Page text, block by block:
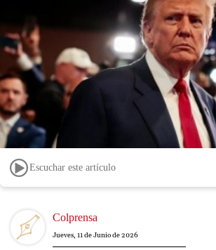
Escuchar este artículo
Image Colprensa
Jueves, 11 de Junio de 2026